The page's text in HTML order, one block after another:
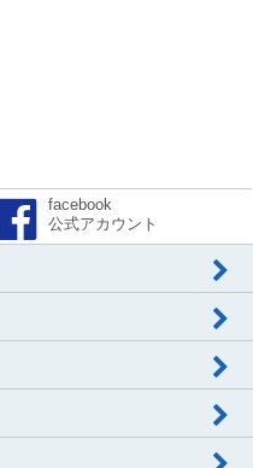
facebook
公式アカウント